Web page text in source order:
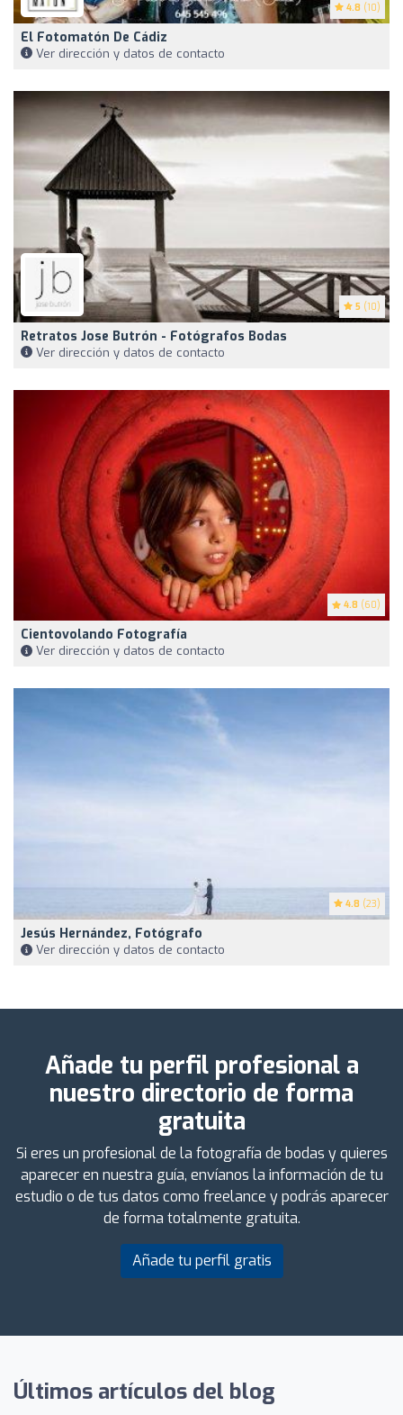
4.8 (10)
El Fotomatón De Cádiz
Ver dirección y datos de contacto
5 (10)
Retratos Jose Butrón - Fotógrafos Bodas
Ver dirección y datos de contacto
4.8 (60)
Cientovolando Fotografía
Ver dirección y datos de contacto
4.8 (23)
Jesús Hernández, Fotógrafo
Ver dirección y datos de contacto
Añade tu perfil profesional a
nuestro directorio de forma
gratuita
Si eres un profesional de la fotografía de bodas y quieres
aparecer en nuestra guía, envíanos la información de tu
estudio o de tus datos como freelance y podrás aparecer
de forma totalmente gratuita.
Añade tu perfil gratis
Últimos artículos del blog